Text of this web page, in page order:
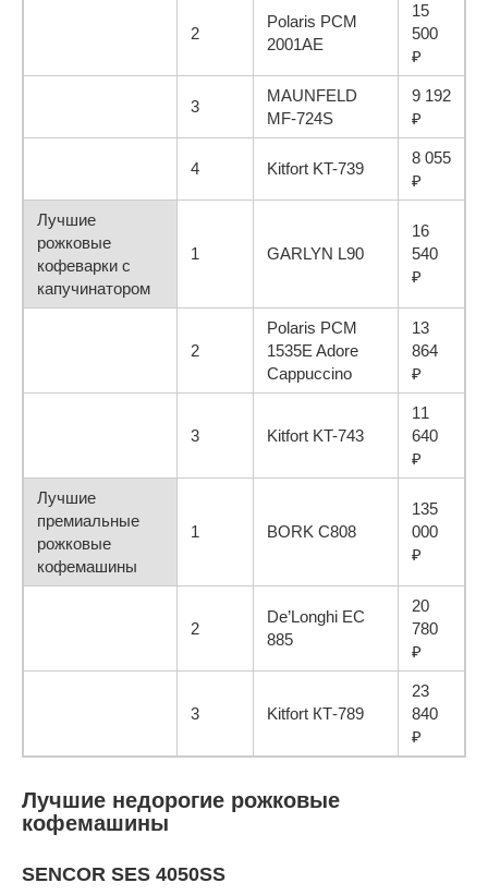
2
Polaris PCM
2001AE
15
500
₽
3
MAUNFELD
MF-724S
9 192
₽
4 Kitfort KT-739
8 055
₽
Лучшие
рожковые
кофеварки с
капучинатором
1 GARLYN L90
16
540
₽
2
Polaris PCM
1535E Adore
Cappuccino
13
864
₽
3 Kitfort KT-743
11
640
₽
Лучшие
премиальные
рожковые
кофемашины
1 BORK C808
135
000
₽
2
De’Longhi EC
885
20
780
₽
3 Kitfort КТ-789
23
840
₽
Лучшие недорогие рожковые
кофемашины
SENCOR SES 4050SS